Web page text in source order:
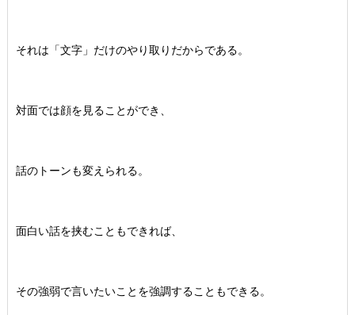
それは「文字」だけのやり取りだからである。
対面では顔を見ることができ、
話のトーンも変えられる。
面白い話を挟むこともできれば、
その強弱で言いたいことを強調することもできる。